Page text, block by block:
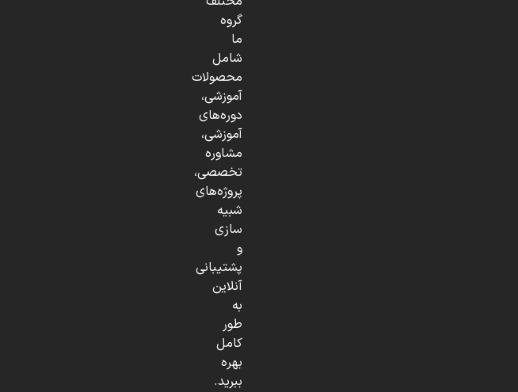
گروه
ما
شامل
محصولات
آموزشی،
دوره‌های
آموزشی،
مشاوره
تخصصی،
پروژه‌های
شبیه
سازی
و
پشتیبانی
آنلاین
به
طور
کامل
بهره
ببرید.